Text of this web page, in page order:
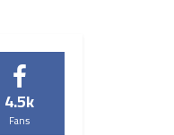
4.5k
Fans